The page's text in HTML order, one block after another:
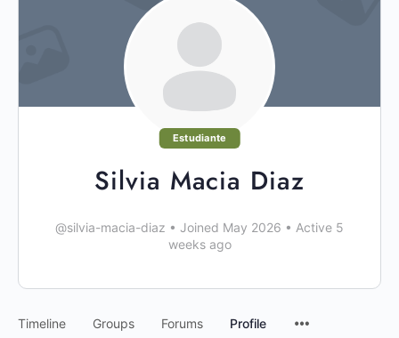
Estudiante
Silvia Macia Diaz
@silvia-macia-diaz • Joined May 2026 • Active 5
weeks ago
Timeline Groups Forums Profile